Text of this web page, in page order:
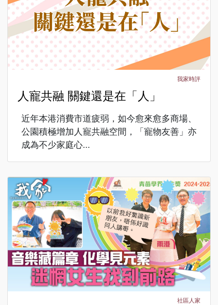
我家時評
人寵共融 關鍵還是在「人」
近年本港消費市道疲弱，如今愈來愈多商場、
公園積極增加人寵共融空間，「寵物友善」亦
成為不少家庭心...
社區人家